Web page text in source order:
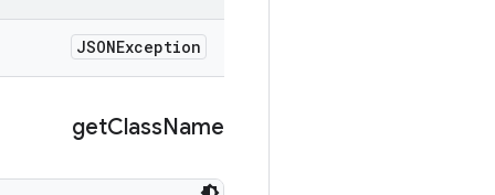
JSONException
getClassName